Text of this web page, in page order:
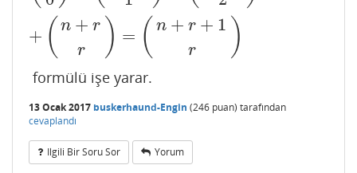
+ ( n + r
r
) = ( n + r + 1
r )
formülü işe yarar.
13 Ocak 2017 buskerhaund-Engin (246 puan) tarafından
cevaplandı
Ilgili Bir Soru Sor Yorum